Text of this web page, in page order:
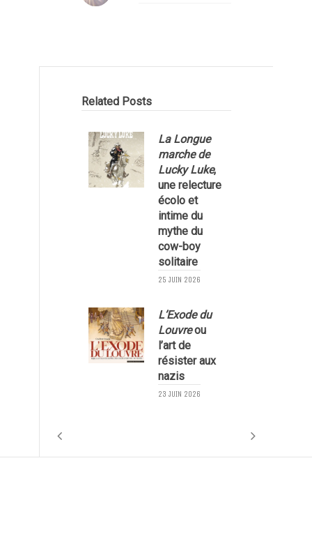
Related Posts
La Longue
marche de
Lucky Luke,
une relecture
écolo et
intime du
mythe du
cow-boy
solitaire
25 JUIN 2026
L’Exode du
Louvreou
l’art de
résister aux
nazis
23 JUIN 2026